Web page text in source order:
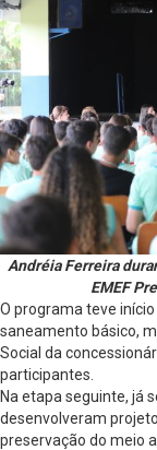
Andréia Ferreira
EMEF
O programa teve
saneamento básico,
Social da
participantes.
Na etapa seguinte, já
desenvolveram
preservação do meio